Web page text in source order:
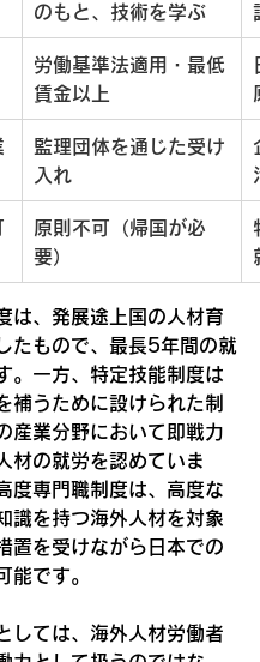
のもと、技術を学ぶ
労働基準法適用・最低
賃金以上
監理団体を通じた受け
入れ
原則不可（帰国が必
要）
は、発展途上国の人材育
たもので、最長5年間の就
。一方、特定技能制度は
補うために設けられた制
産業分野において即戦力
材の就労を認めていま
度専門職制度は、高度な
識を持つ海外人材を対象
置を受けながら日本での
能です。
しては、海外人材労働者